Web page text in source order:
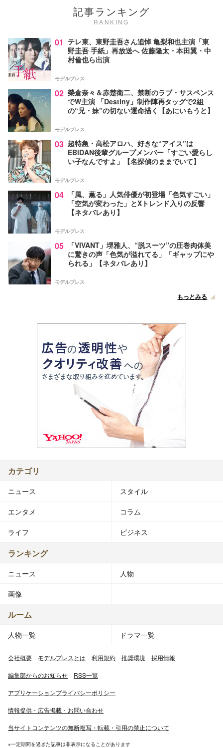
記事ランキング
RANKING
01 テレ東、東野圭吾さん追悼 亀梨和也主演「東
野圭吾 手紙」再放送へ 佐藤隆太・本田翼・中
村倫也ら出演
モデルプレス
02 榮倉奈々＆赤楚衛二、禁断のラブ・サスペンス
でW主演 「Destiny」制作陣再タッグで2組
の“兄・妹”の切ない運命描く【あにいもうと】
モデルプレス
03 超特急・高松アロハ、好きな“アイス”は
EBiDAN後輩グループメンバー「すごい愛らし
い子なんですよ」【名探偵のままでいて】
モデルプレス
04
「風、薫る」人気俳優が初登場「色気すごい」
「空気が変わった」とXトレンド入りの反響
【ネタバレあり】
モデルプレス
05
「VIVANT」堺雅人、“脱スーツ”の圧巻肉体美
に驚きの声「色気が溢れてる」「ギャップにや
られる」【ネタバレあり】
モデルプレス
もっとみる
カテゴリ
ニュース スタイル
エンタメ コラム
ライフ ビジネス
ランキング
ニュース 人物
画像
ルーム
人物一覧 ドラマ一覧
会社概要 モデルプレスとは 利用規約 推奨環境 採用情報
編集部からのお知らせ RSS一覧
アプリケーションプライバシーポリシー
情報提供・広告掲載・お問い合わせ
当サイトコンテンツの無断複写・転載・引用の禁止について
※一定期間を過ぎた記事は非表示になることがあります